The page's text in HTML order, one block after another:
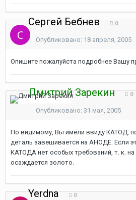
Сергей Бебнев 0
Опубликовано: 18 апреля, 2005
Опишите пожалуйста подробнее Вашу
Дмитрий Зарекин 0
Опубликовано: 31 мая, 2005
По видимому, Вы имели ввиду КАТОД,
деталь завешивается на АНОДЕ. Если
КАТОДА нет особых требований, т. к.
осаждается золото.
Yerdna 0